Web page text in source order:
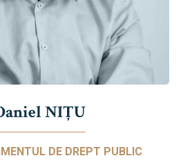
NIŢU
DE DREPT PUBLIC